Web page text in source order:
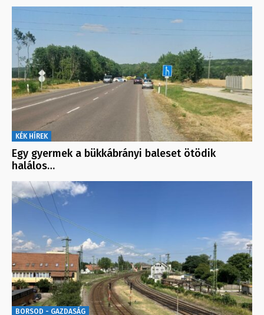
KÉK HÍREK
Egy gyermek a bükkábrányi baleset ötödik
halálos…
BORSOD - GAZDASÁG